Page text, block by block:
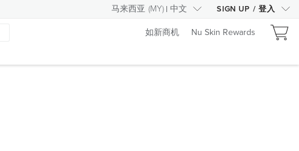
马来西亚 (MY) 中文 SIGN UP / 登入
如新商机 Nu Skin Rewards